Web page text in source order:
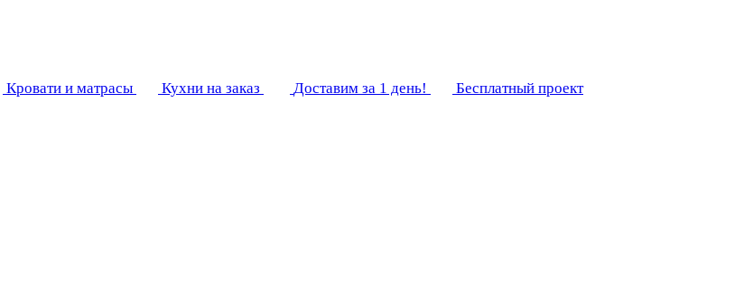
Кровати и матрасы Кухни на заказ Доставим за 1 день! Бесплатный проект